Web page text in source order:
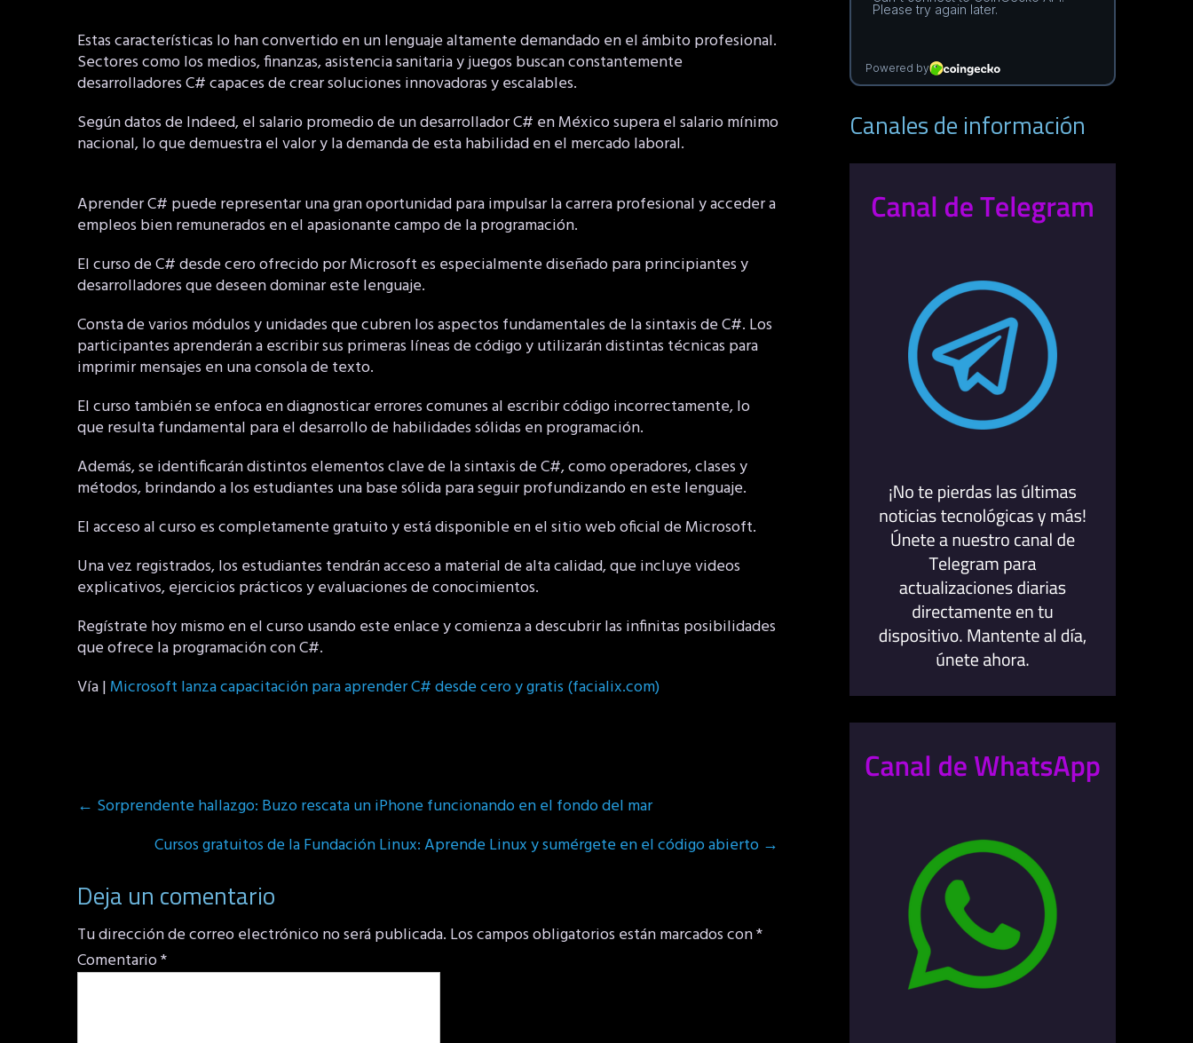
Estas características lo han convertido en un lenguaje altamente demandado en el ámbito profesional.
Sectores como los medios, finanzas, asistencia sanitaria y juegos buscan constantemente
desarrolladores C# capaces de crear soluciones innovadoras y escalables.
Según datos de Indeed, el salario promedio de un desarrollador C# en México supera el salario mínimo
nacional, lo que demuestra el valor y la demanda de esta habilidad en el mercado laboral.
Aprender C# puede representar una gran oportunidad para impulsar la carrera profesional y acceder a
empleos bien remunerados en el apasionante campo de la programación.
El curso de C# desde cero ofrecido por Microsoft es especialmente diseñado para principiantes y
desarrolladores que deseen dominar este lenguaje.
Consta de varios módulos y unidades que cubren los aspectos fundamentales de la sintaxis de C#. Los
participantes aprenderán a escribir sus primeras líneas de código y utilizarán distintas técnicas para
imprimir mensajes en una consola de texto.
El curso también se enfoca en diagnosticar errores comunes al escribir código incorrectamente, lo
que resulta fundamental para el desarrollo de habilidades sólidas en programación.
Además, se identificarán distintos elementos clave de la sintaxis de C#, como operadores, clases y
métodos, brindando a los estudiantes una base sólida para seguir profundizando en este lenguaje.
El acceso al curso es completamente gratuito y está disponible en el sitio web oficial de Microsoft.
Una vez registrados, los estudiantes tendrán acceso a material de alta calidad, que incluye videos
explicativos, ejercicios prácticos y evaluaciones de conocimientos.
Regístrate hoy mismo en el curso usando este enlace y comienza a descubrir las infinitas posibilidades
que ofrece la programación con C#.
Vía |Microsoft lanza capacitación para aprender C# desde cero y gratis (facialix.com)
Post
navigation
← Sorprendente hallazgo: Buzo rescata un iPhone funcionando en el fondo del mar
Cursos gratuitos de la Fundación Linux: Aprende Linux y sumérgete en el código abierto →
Deja un comentario
Tu dirección de correo electrónico no será publicada. Los campos obligatorios están marcados con*
Comentario*
Canales de información